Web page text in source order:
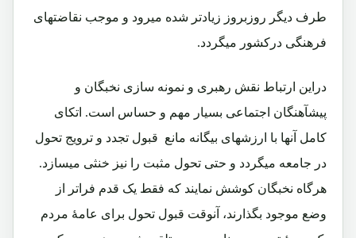
طرف دیگر روزبروز زیادتر شده میرود و موجب نقاضتهای
فرهنگی درکشور میگردد.
دراین ارتباط نقش رهبری و نمونه سازی نخبگان و
پیشآهنگان اجتماعی بسیار مهم و حساس است. اتکای
کامل آنها با ارزشهای بیگانه مانع قبول تجدد و ترویج تحول
در جامعه میگردد و حتی تحول مثبت را نیز خنثی میسازد.
هرگاه نخبگان کوشش نمایند که فقط یک قدم فراتر از
وضع موجود بگذارند، آنوقت قبول تحول برای عامۀ مردم